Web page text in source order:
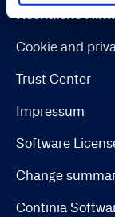
Rechtliche
Cookie and
Trust Center
Impressum
Software
Change
Continia